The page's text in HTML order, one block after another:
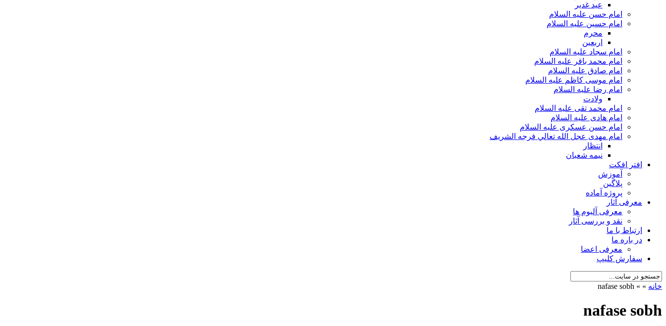
عید غدیر
امام حسن علیه السلام
امام حسین علیه السلام
محرم
اربعین
امام سجاد علیه السلام
امام محمد باقر علیه السلام
امام صادق علیه السلام
امام موسی کاظم علیه السلام
امام رضا علیه السلام
ولادت
امام محمد تقی علیه السلام
امام هادی علیه السلام
امام حسن عسکری علیه السلام
امام مهدی عجل الله تعالي فرجه الشريف
انتظار
نیمه شعبان
افتر افکت
آموزش
پلاگین
پروژه آماده
معرفی آثار
معرفی آلبوم ها
نقد و بررسی آثار
ارتباط با ما
در باره ما
معرفی اعضا
سفارش کلیپ
خانه »
»
nafase sobh